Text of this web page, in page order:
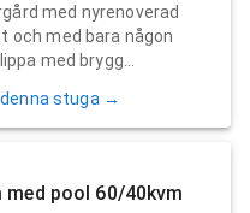
med nyrenoverad
med bara någon
med brygg...
stuga →
pool 60/40kvm